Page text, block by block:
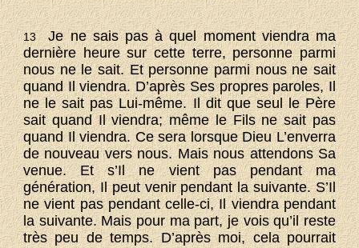
13Je ne sais pas à quel moment viendra ma
dernière heure sur cette terre, personne parmi
nous ne le sait. Et personne parmi nous ne sait
quand Il viendra. D’après Ses propres paroles, Il
ne le sait pas Lui-même. Il dit que seul le Père
sait quand Il viendra; même le Fils ne sait pas
quand Il viendra. Ce sera lorsque Dieu L’enverra
de nouveau vers nous. Mais nous attendons Sa
venue. Et s’Il ne vient pas pendant ma
génération, Il peut venir pendant la suivante. S’Il
ne vient pas pendant celle-ci, Il viendra pendant
la suivante. Mais pour ma part, je vois qu’il reste
très peu de temps. D’après moi, cela pourrait